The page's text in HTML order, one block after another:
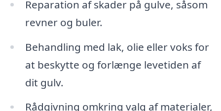
Reparation af skader på gulve, såsom
revner og buler.
Behandling med lak, olie eller voks for
at beskytte og forlænge levetiden af
dit gulv.
Rådgivning omkring valg af materialer,